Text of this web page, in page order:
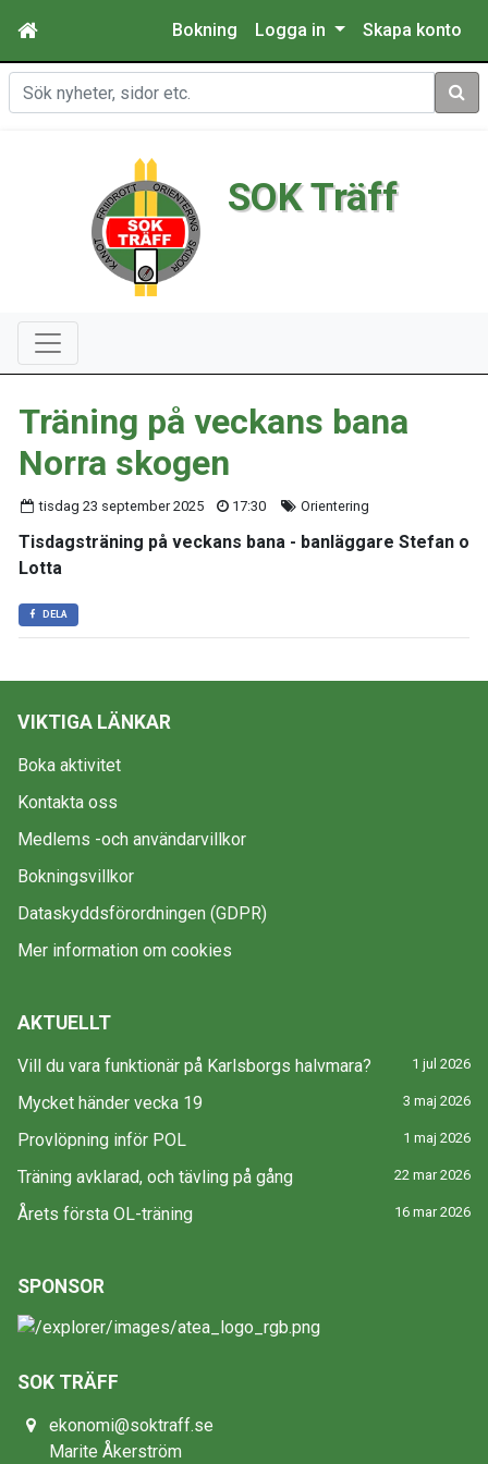
Bokning Logga in Skapa konto
Sök
SOK Träff
Träning på veckans bana
Norra skogen
tisdag 23 september 2025 17:30 Orientering
Tisdagsträning på veckans bana - banläggare Stefan o
Lotta
DELA
VIKTIGA LÄNKAR
Boka aktivitet
Kontakta oss
Medlems -och användarvillkor
Bokningsvillkor
Dataskyddsförordningen (GDPR)
Mer information om cookies
AKTUELLT
Vill du vara funktionär på Karlsborgs halvmara? 1 jul 2026
Mycket händer vecka 19 3 maj 2026
Provlöpning inför POL 1 maj 2026
Träning avklarad, och tävling på gång 22 mar 2026
Årets första OL-träning 16 mar 2026
SPONSOR
SOK TRÄFF
ekonomi@soktraff.se
Marite Åkerström